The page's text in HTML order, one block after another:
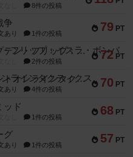
8件の投稿
79 PT
争
あり 1件の投稿
72 PT
キャプテン・フリップ：イスラ・ボンバ
2件の投稿
70 PT
メメントオンラインタクティクス
あり 4件の投稿
68 PT
ッド
1件の投稿
57 PT
グ
あり 1件の投稿